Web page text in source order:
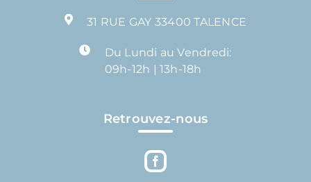
31 RUE GAY 33400 TALENCE
Du Lundi au Vendredi:
09h-12h | 13h-18h
Retrouvez-nous